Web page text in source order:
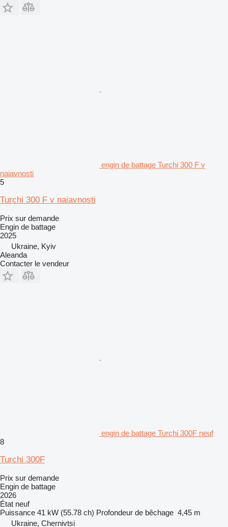
engin de battage Turchi 300 F v
naiavnosti
5
Turchi 300 F v naiavnosti
Prix sur demande
Engin de battage
2025
Ukraine, Kyiv
Aleanda
Contacter le vendeur
engin de battage Turchi 300F neuf
8
Turchi 300F
Prix sur demande
Engin de battage
2026
État neuf
Puissance 41 kW (55.78 ch) Profondeur de bêchage 4,45 m
Ukraine, Chernivtsi